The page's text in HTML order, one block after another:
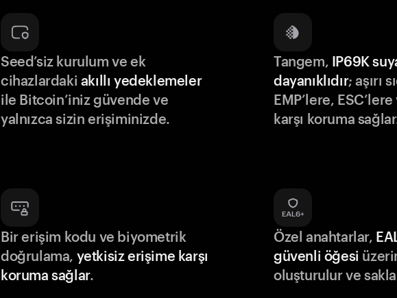
Seed’siz kurulum ve ek
cihazlardaki akıllı yedeklemeler
ile Bitcoin’iniz güvende ve
yalnızca sizin erişiminizde.
Tangem, IP69K
dayanıklıdır; aşırı
EMP’lere, ESC’lere
karşı koruma
Bir erişim kodu ve biyometrik
doğrulama, yetkisiz erişime karşı
koruma sağlar.
Özel anahtarlar,
güvenli öğesi
oluşturulur ve